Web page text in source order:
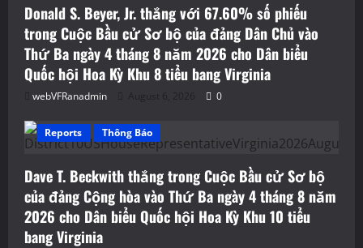
Donald S. Beyer, Jr. thắng với 67.60% số phiếu
trong Cuộc Bầu cử Sơ bộ của đảng Dân Chủ vào
Thứ Ba ngày 4 tháng 8 năm 2026 cho Dân biểu
Quốc hội Hoa Kỳ Khu 8 tiểu bang Virginia
webVFRanadmin August 6, 2026 0
Reports Thông Báo
Dave T. Beckwith thắng trong Cuộc Bầu cử Sơ bộ
của đảng Cộng hòa vào Thứ Ba ngày 4 tháng 8 năm
2026 cho Dân biểu Quốc hội Hoa Kỳ Khu 10 tiểu
bang Virginia